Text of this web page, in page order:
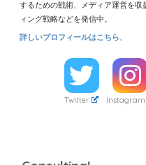
するための戦術、メディア運営を
ィング戦略などを発信中。
詳しいプロフィールはこちら
Twitter Instagram